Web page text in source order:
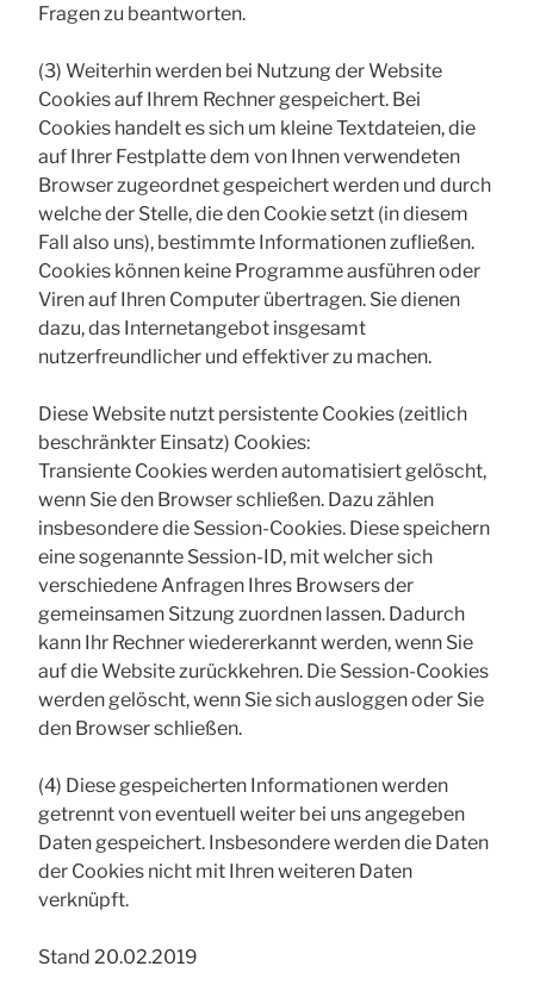
Fragen zu beantworten.
(3) Weiterhin werden bei Nutzung der Website
Cookies auf Ihrem Rechner gespeichert. Bei
Cookies handelt es sich um kleine Textdateien, die
auf Ihrer Festplatte dem von Ihnen verwendeten
Browser zugeordnet gespeichert werden und durch
welche der Stelle, die den Cookie setzt (in diesem
Fall also uns), bestimmte Informationen zufließen.
Cookies können keine Programme ausführen oder
Viren auf Ihren Computer übertragen. Sie dienen
dazu, das Internetangebot insgesamt
nutzerfreundlicher und effektiver zu machen.
Diese Website nutzt persistente Cookies (zeitlich
beschränkter Einsatz) Cookies:
Transiente Cookies werden automatisiert gelöscht,
wenn Sie den Browser schließen. Dazu zählen
insbesondere die Session-Cookies. Diese speichern
eine sogenannte Session-ID, mit welcher sich
verschiedene Anfragen Ihres Browsers der
gemeinsamen Sitzung zuordnen lassen. Dadurch
kann Ihr Rechner wiedererkannt werden, wenn Sie
auf die Website zurückkehren. Die Session-Cookies
werden gelöscht, wenn Sie sich ausloggen oder Sie
den Browser schließen.
(4) Diese gespeicherten Informationen werden
getrennt von eventuell weiter bei uns angegeben
Daten gespeichert. Insbesondere werden die Daten
der Cookies nicht mit Ihren weiteren Daten
verknüpft.
Stand 20.02.2019